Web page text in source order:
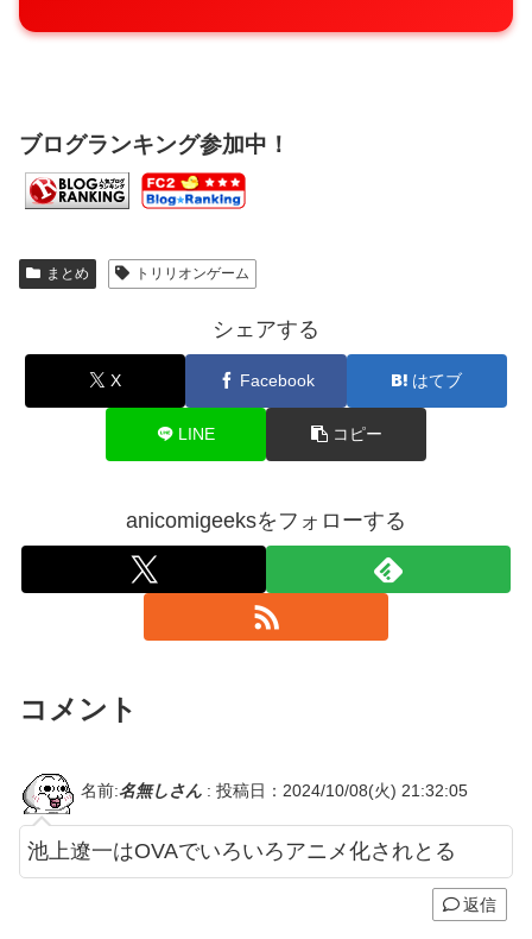
ブログランキング参加中！
まとめ トリリオンゲーム
シェアする
X Facebook はてブ
LINE コピー
anicomigeeksをフォローする
コメント
名前:名無しさん : 投稿日：2024/10/08(火) 21:32:05
池上遼一はOVAでいろいろアニメ化されとる
返信